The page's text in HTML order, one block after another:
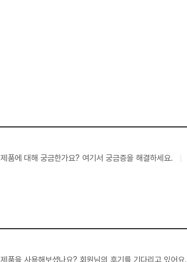
제품에 대해 궁금한가요? 여기서 궁금증을 해결하세요.
제품을 사용해보셨나요? 회원님의 후기를 기다리고 있어요.